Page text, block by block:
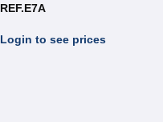
REF.E7A
Login to see prices